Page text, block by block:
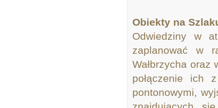
Obiekty na
Odwiedziny w
zaplanować w
Wałbrzycha oraz
połączenie ich
pontonowymi,